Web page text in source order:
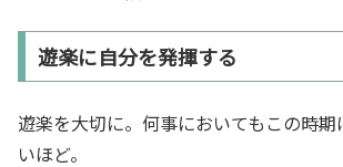
遊楽に自分を発揮する
遊楽を大切に。何事においてもこの時
いほど。